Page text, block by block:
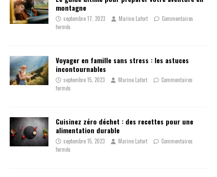
montagne
septembre 17, 2023 Marine Lafort
Commentaires
fermés
Voyager en famille sans stress : les astuces
incontournables
septembre 15, 2023 Marine Lafort
Commentaires
fermés
Cuisinez zéro déchet : des recettes pour une
alimentation durable
septembre 15, 2023 Marine Lafort
Commentaires
fermés